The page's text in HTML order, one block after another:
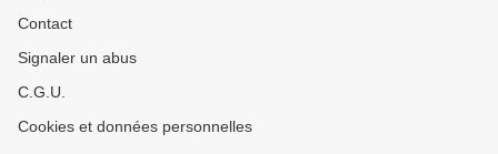
Contact
Signaler un abus
C.G.U.
Cookies et données personnelles